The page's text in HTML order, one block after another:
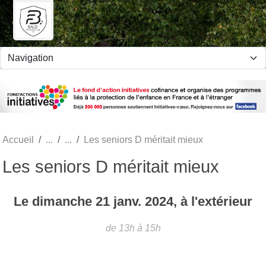
Accueil Les seniors D méritait mieux
Les seniors D méritait mieux
Le dimanche 21 janv. 2024, à l'extérieur
de 13h à 15h
Panneau de gestion des cookies